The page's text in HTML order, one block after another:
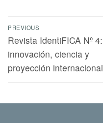
PREVIOUS
Revista IdentiFICA Nº 4:
innovación, ciencia y
proyección internacional